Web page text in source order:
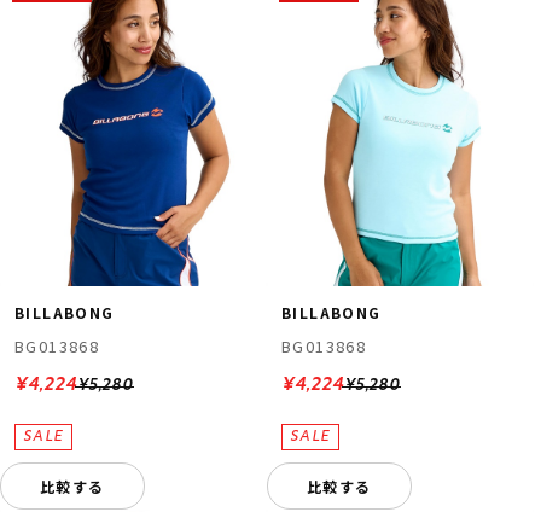
BILLABONG
BG013868
¥5,280
¥4,224
比較する
BILLABONG
BG013868
¥5,280
¥4,224
比較する